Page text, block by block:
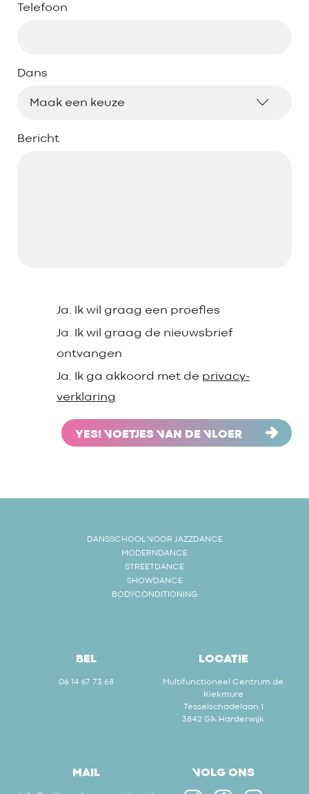
Telefoon
Dans
Bericht
Ja. Ik wil graag een proefles
Ja. Ik wil graag de nieuwsbrief
ontvangen
Ja. Ik ga akkoord met de privacy-
verklaring
YES! VOETJES VAN DE VLOER
DANSSCHOOL VOOR JAZZDANCE
MODERNDANCE
STREETDANCE
SHOWDANCE
BODYCONDITIONING
BEL
06 14 67 73 68
LOCATIE
Multifunctioneel Centrum de
Kiekmure
Tesselschadelaan 1
3842 GA Harderwijk
MAIL VOLG ONS